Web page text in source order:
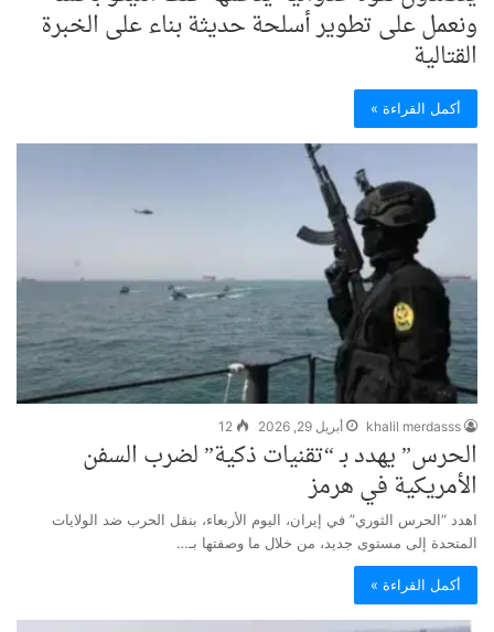
ونعمل على تطوير أسلحة حديثة بناء على الخبرة
القتالية
أكمل القراءة »
khalil merdasss أبريل 29, 2026 12
الحرس” يهدد بـ “تقنيات ذكية” لضرب السفن
الأمريكية في هرمز
اهدد “الحرس الثوري” في إيران، اليوم الأربعاء، بنقل الحرب ضد الولايات
المتحدة إلى مستوى جديد، من خلال ما وصفتها بـ…
أكمل القراءة »